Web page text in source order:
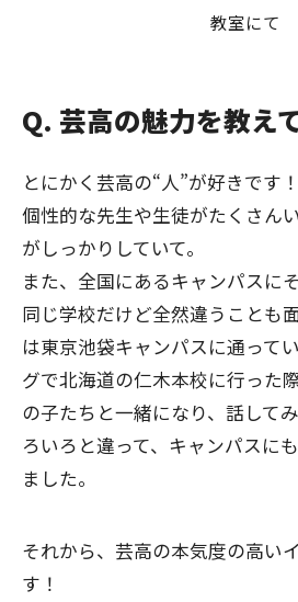
教室にて
Q. 芸高の魅力を教え
とにかく芸高の“人”が好きです！
個性的な先生や生徒がたくさん
がしっかりしていて。
また、全国にあるキャンパスに
同じ学校だけど全然違うことも
は東京池袋キャンパスに通って
グで北海道の仁木本校に行った
の子たちと一緒になり、話して
ろいろと違って、キャンパスに
ました。
それから、芸高の本気度の高い
す！